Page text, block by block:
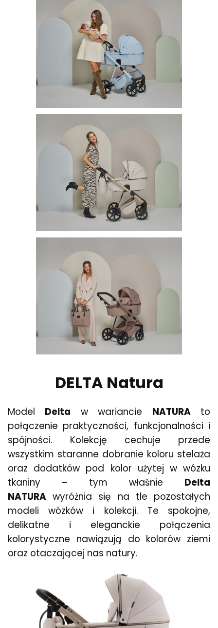
DELTA Natura
Model Delta w wariancie NATURAto
połączenie praktyczności, funkcjonalności i
spójności. Kolekcję cechuje przede
wszystkim staranne dobranie koloru stelaża
oraz dodatków pod kolor użytej w wózku
tkaniny – tym właśnie Delta
NATURA wyróżnia się na tle pozostałych
modeli wózków i kolekcji. Te spokojne,
delikatne i eleganckie połączenia
kolorystyczne nawiązują do kolorów ziemi
oraz otaczającej nas natury.